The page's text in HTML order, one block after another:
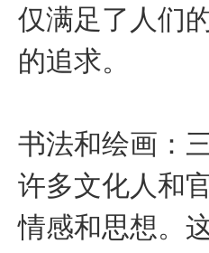
仅满足了人们
的追求。
书法和绘画‌：
许多文化人和
情感和思想。